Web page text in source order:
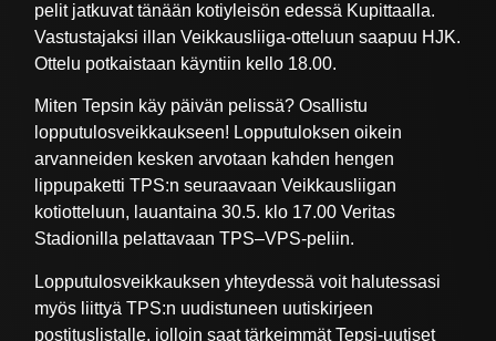
pelit jatkuvat tänään kotiyleisön edessä Kupittaalla.
Vastustajaksi illan Veikkausliiga-otteluun saapuu HJK.
Ottelu potkaistaan käyntiin kello 18.00.
Miten Tepsin käy päivän pelissä? Osallistu
lopputulosveikkaukseen! Lopputuloksen oikein
arvanneiden kesken arvotaan kahden hengen
lippupaketti TPS:n seuraavaan Veikkausliigan
kotiotteluun, lauantaina 30.5. klo 17.00 Veritas
Stadionilla pelattavaan TPS–VPS-peliin.
Lopputulosveikkauksen yhteydessä voit halutessasi
myös liittyä TPS:n uudistuneen uutiskirjeen
postituslistalle, jolloin saat tärkeimmät Tepsi-uutiset